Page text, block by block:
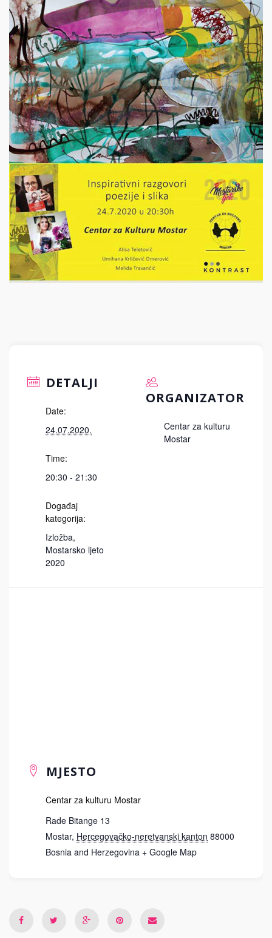
DETALJI
Date:
24.07.2020.
Time:
20:30 - 21:30
Događaj
kategorija:
Izložba,
Mostarsko ljeto
2020
ORGANIZATOR
Centar za kulturu
Mostar
MJESTO
Centar za kulturu Mostar
Rade Bitange 13
Mostar, Hercegovačko-neretvanski kanton 88000
Bosnia and Herzegovina + Google Map